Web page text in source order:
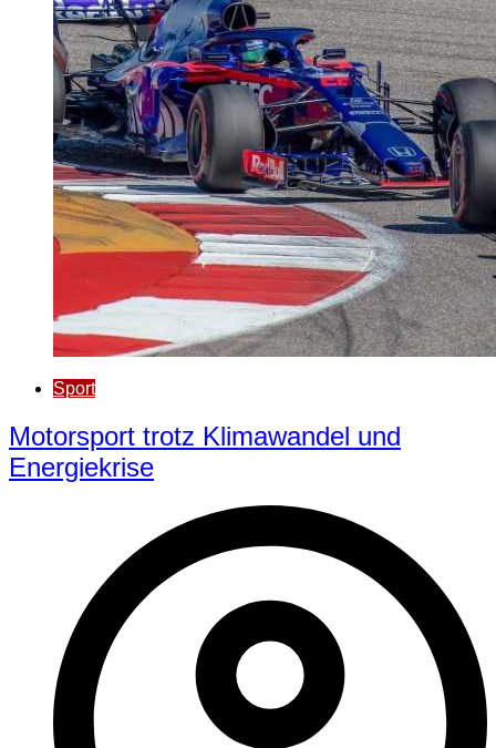
Sport
Motorsport trotz Klima­wandel und
Energiekrise